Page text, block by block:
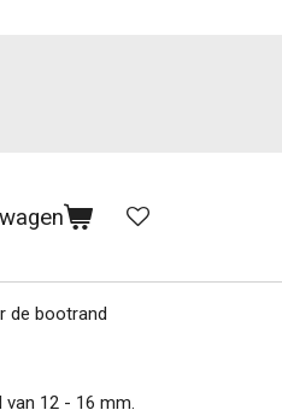
de bootrand
van 12 - 16 mm.